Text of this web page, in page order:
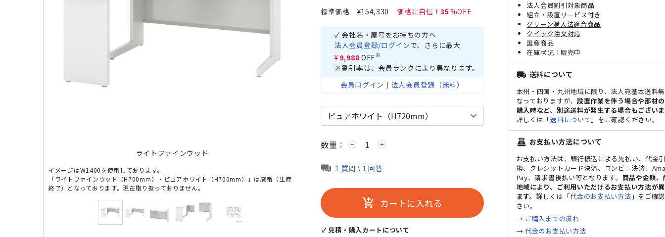
ライトファインウッド
イメージはW1400を使用しております。
「ライトファインウッド（H700mm）・ピュアホワイト（H700mm）」は廃番（生産
終了）となっております。現在取り扱っておりません。
標準価格 ¥154,330 35
✓ 会社名・屋号をお持ちの方へ
法人会員登録/ログインで、さらに最大
¥9,988 OFF※
※割引率は、会員ランクにより異なります。
会員ログイン ｜ 法人会員登録（無料）
数量： remove add
1 質問 \ 1 回答
add_shopping_cart カートに入れる
✓ 見積・購入カートについて
法人会員割引対象商品
組立・設置サービス付き
グリーン購入法適合商品
クイック注文対応
国産商品
販売中
local_shipping 送料について
本州・四国・九州地域に限り、法人宛基本送料
なっておりますが、 設置作業を伴う場合や部材
購入時など、別途送料が発生する場合もござい
詳しくは「送料について 」をご確認ください。
point_of_sale お支払い方法について
お支払い方法は、銀行振込による先払い、代金
換、クレジットカード決済、コンビニ決済、
Pay、請求書後払い等となります。 商品や金額、
地域により、ご利用いただけるお支払い方法が
ます。 詳しくは「代金のお支払い方法 」をご確
さい。
→ ご購入までの流れ
→代金のお支払い方法